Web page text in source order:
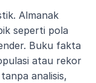
Almanak
seperti pola
Buku fakta
atau rekor
analisis,